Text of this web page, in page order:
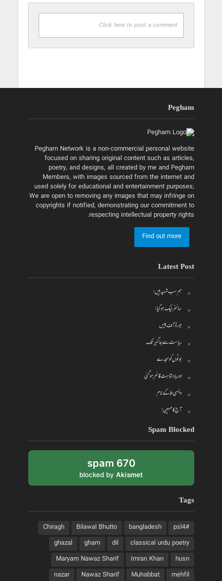
Click here to post a comment
Pegham
Pegham Network is a non-commercial personal website
focused on sharing original content such as articles,
poetry, and designs, all created by me and Pegham
Members, with images sourced from the internet and
used solely for educational and entertainment purposes;
We are open to removing any images that may infringe on
copyrights if notified, demonstrating our commitment to
respecting intellectual property rights.
Find out more
Latest Post
ہم سب شہید ہیں!
سائفر لیک ہو گیا!
بورڈ آف پیس
ریاست سے جاگیر تک
بوٹوں کو سجدے
اور بادشاہت قائم ہو گئی
دیسی ملا کے نام
آج کا حسین!
Spam Blocked
670 spam
blocked by Akismet
Tags
#psl4
bangladesh
Bilawal Bhutto
Chiragh
classical urdu poetry
dil
gham
ghazal
husn
Imran Khan
Maryam Nawaz Sharif
mehfil
Muhabbat
Nawaz Sharif
nazar